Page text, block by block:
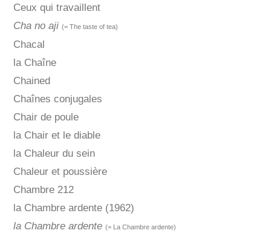
Ceux qui travaillent
Cha no aji (= The taste of tea)
Chacal
la Chaîne
Chained
Chaînes conjugales
Chair de poule
la Chair et le diable
la Chaleur du sein
Chaleur et poussière
Chambre 212
la Chambre ardente (1962)
la Chambre ardente (= La Chambre ardente)